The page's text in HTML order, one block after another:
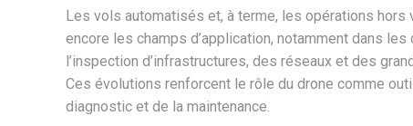
Les vols automatisés et, à terme, les opérations hors
encore les champs d’application, notamment dans les
l’inspection d’infrastructures, des réseaux et des
Ces évolutions renforcent le rôle du drone comme
diagnostic et de la maintenance.